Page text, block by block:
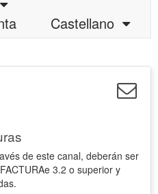
Castellano
de este canal, deberán ser
3.2 o superior y